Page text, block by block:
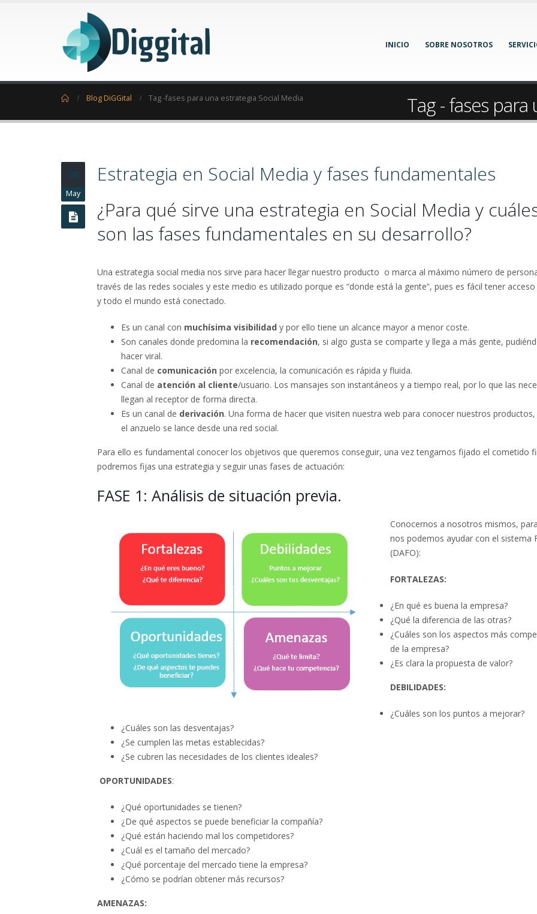
INICIO SOBRE NOSOTROS
Tag - fases
Home
Blog DiGGital Tag -fases para una estrategia Social Media
May
Estrategia en Social Media y fases fundamentales
¿Para qué sirve una estrategia en Social Media y
son las fases fundamentales en su desarrollo?
Una estrategia social media nos sirve para hacer llegar nuestro producto o marca al máximo número de
través de las redes sociales y este medio es utilizado porque es “donde está la gente”, pues es fácil tener
y todo el mundo está conectado.
Es un canal con muchísima visibilidad y por ello tiene un alcance mayor a menor coste.
Son canales donde predomina la recomendación, si algo gusta se comparte y llega a más gente,
hacer viral.
Canal de comunicación por excelencia, la comunicación es rápida y fluida.
Canal de atención al cliente/usuario. Los mansajes son instantáneos y a tiempo real, por lo que las
llegan al receptor de forma directa.
Es un canal de derivación. Una forma de hacer que visiten nuestra web para conocer nuestros productos,
el anzuelo se lance desde una red social.
Para ello es fundamental conocer los objetivos que queremos conseguir, una vez tengamos fijado el cometido
podremos fijas una estrategia y seguir unas fases de actuación:
FASE 1: Análisis de situación previa.
Conocernos a nosotros mismos,
nos podemos ayudar con el sistema
(DAFO):
FORTALEZAS:
¿En qué es buena la empresa?
¿Qué la diferencia de las otras?
¿Cuáles son los aspectos más
de la empresa?
¿Es clara la propuesta de valor?
DEBILIDADES:
¿Cuáles son los puntos a mejorar?
¿Cuáles son las desventajas?
¿Se cumplen las metas establecidas?
¿Se cubren las necesidades de los clientes ideales?
OPORTUNIDADES:
¿Qué oportunidades se tienen?
¿De qué aspectos se puede beneficiar la compañía?
¿Qué están haciendo mal los competidores?
¿Cuál es el tamaño del mercado?
¿Qué porcentaje del mercado tiene la empresa?
¿Cómo se podrían obtener más recursos?
AMENAZAS:
para diseñar una Landing
Page
Estrategia en Social Media
Los beneficios y problemas
del Marketing Mobile
¿Diferencias entre CPM, CPC,
CPL, CPV?
Protegido: Elementos
para diseñar una
Los beneficios y
del Marketing Mobile